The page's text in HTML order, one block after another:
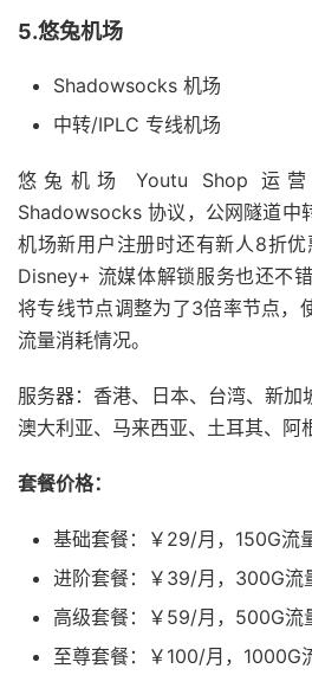
5.悠兔机场
Shadowsocks 机场
中转/IPLC 专线机场
悠兔机场 Youtu Shop 运
Shadowsocks 协议，公网隧道中
机场新用户注册时还有新人8折优
Disney+ 流媒体解锁服务也还不
将专线节点调整为了3倍率节点，
流量消耗情况。
服务器：香港、日本、台湾、新加
澳大利亚、马来西亚、土耳其、阿
套餐价格：
基础套餐：￥29/月，150G流量
进阶套餐：￥39/月，300G流
高级套餐：￥59/月，500G流
至尊套餐：￥100/月，1000G